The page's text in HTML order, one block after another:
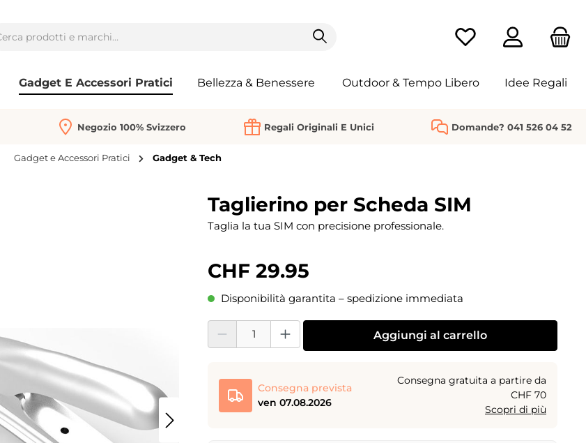
Hai 0 articoli nella
Gadget E Accessori Pratici Bellezza & Benessere Outdoor & Tempo Libero Idee Regali
Negozio 100% Svizzero Regali Originali E Unici Domande? 041 526 04 52
Gadget e Accessori Pratici Gadget & Tech
Taglierino per Scheda SIM
Taglia la tua SIM con precisione professionale.
CHF 29.95
Disponibilità garantita – spedizione immediata
Quantità del prodotto: inserisci la quantità desiderata o usa i pulsanti per aumentare o
Aggiungi al carrello
Consegna prevista
ven 07.08.2026
Consegna gratuita a partire da
CHF 70
Scopri di più